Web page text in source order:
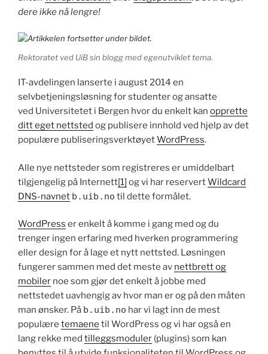
dere ikke nå lengre!
Rektoratet ved UiB sin blogg med egenutviklet tema.
IT-avdelingen lanserte i august 2014 en
selvbetjeningsløsning for studenter og ansatte
ved Universitetet i Bergen hvor du enkelt kan opprette
ditt eget nettsted og publisere innhold ved hjelp av det
populære publiseringsverktøyetWordPress.
Alle nye nettsteder som registreres er umiddelbart
tilgjengelig på Internett[1] og vi har reservertWildcard
DNS-navnet b.uib.no til dette formålet.
WordPress er enkelt å komme i gang med og du
trenger ingen erfaring med hverken programmering
eller design for å lage et nytt nettsted. Løsningen
fungerer sammen med det meste av nettbrett og
mobiler noe som gjør det enkelt å jobbe med
nettstedet uavhengig av hvor man er og på den måten
man ønsker. På b.uib.no har vi lagt inn de mest
populære temaene til WordPress og vi har også en
lang rekke med tilleggsmoduler (plugins) som kan